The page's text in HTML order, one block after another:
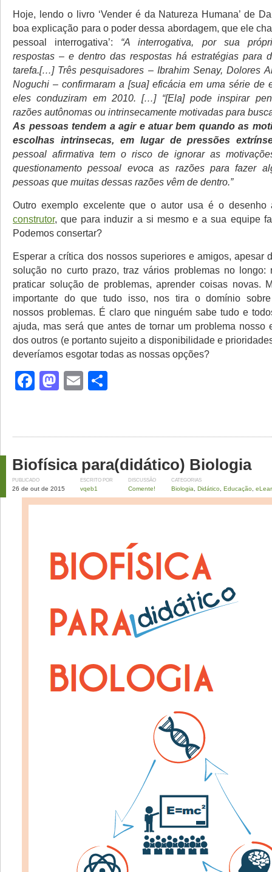
Hoje, lendo o livro ‘Vender é da Natureza Humana’ de
boa explicação para o poder dessa abordagem, que ele
pessoal interrogativa’: “A interrogativa, por sua
respostas – e dentro das respostas há estratégias para
tarefa.[…] Três pesquisadores – Ibrahim Senay, Dolores
Noguchi – confirmaram a [sua] eficácia em uma série de
eles conduziram em 2010. […] “[Ela] pode inspirar
razões autônomas ou intrinsecamente motivadas para
As pessoas tendem a agir e atuar bem quando as
escolhas intrinsecas, em lugar de pressões
pessoal afirmativa tem o risco de ignorar as
questionamento pessoal evoca as razões para fazer
pessoas que muitas dessas razões vêm de dentro.”
Outro exemplo excelente que o autor usa é o
construtor, que para induzir a si mesmo e a sua equipe
Podemos consertar?
Esperar a crítica dos nossos superiores e amigos, apesar
solução no curto prazo, traz vários problemas no longo:
praticar solução de problemas, aprender coisas novas.
importante do que tudo isso, nos tira o domínio
nossos problemas. É claro que ninguém sabe tudo e
ajuda, mas será que antes de tornar um problema nosso
dos outros (e portanto sujeito a disponibilidade e
deveríamos esgotar todas as nossas opções?
Facebook
Mastodon
Email
Biofísica para(didático) Biologia
PUBLICADO
26 de out de 2015
ESCRITO POR
vqeb1
DISCUSSÃO
Comente!
CATEGORIAS
Biologia Didático Educação